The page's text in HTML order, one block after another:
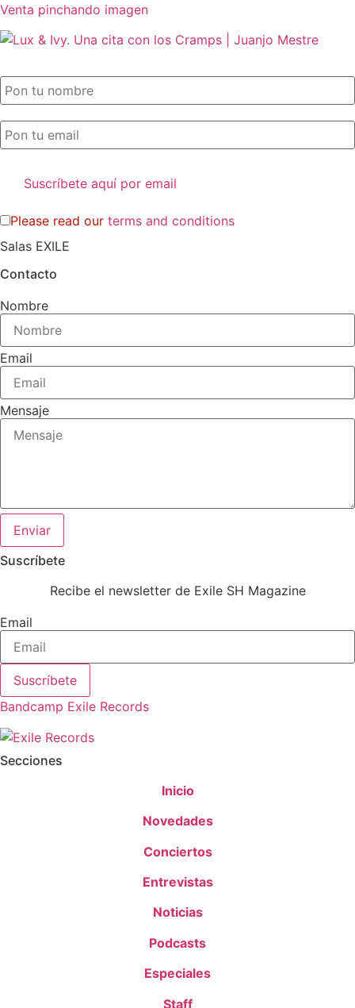
Venta pinchando imagen
Please read our terms and conditions
Salas EXILE
Contacto
Nombre
Email
Mensaje
Enviar
Suscríbete
Recibe el newsletter de Exile SH Magazine
Email
Suscríbete
Bandcamp Exile Records
Secciones
Inicio
Novedades
Conciertos
Entrevistas
Noticias
Podcasts
Especiales
Staff